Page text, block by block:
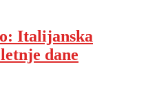
Italijanska
dane